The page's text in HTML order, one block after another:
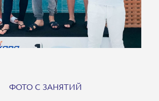
ФОТО С ЗАНЯТИЙ